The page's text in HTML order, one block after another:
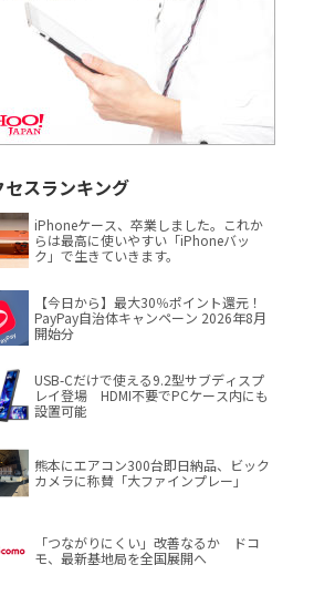
セスランキング
iPhoneケース、卒業しました。これか
らは最高に使いやすい「iPhoneバッ
ク」で生きていきます。
【今日から】最大30％ポイント還元！
PayPay自治体キャンペーン 2026年8月
開始分
USB-Cだけで使える9.2型サブディスプ
レイ登場 HDMI不要でPCケース内にも
設置可能
熊本にエアコン300台即日納品、ビック
カメラに称賛「大ファインプレー」
「つながりにくい」改善なるか ドコ
モ、最新基地局を全国展開へ